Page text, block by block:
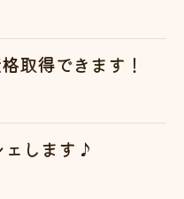
取得できます！
ェします♪